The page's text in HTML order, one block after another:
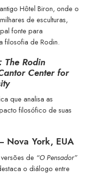
Hôtel Biron, onde o
de esculturas,
fonte para
filosofia de Rodin.
The Rodin
Center for
que analisa as
filosófico de suas
Nova York, EUA
de “O Pensador”
o diálogo entre